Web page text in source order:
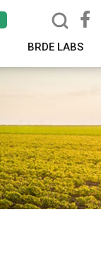
BRDE LABS